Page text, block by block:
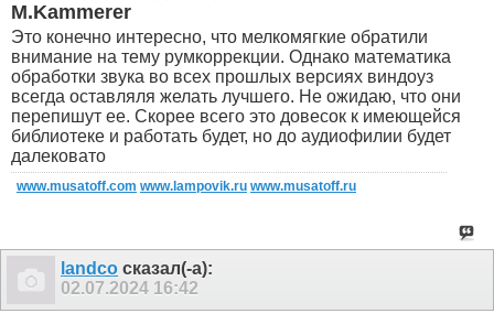
M.Kammerer
Это конечно интересно, что мелкомягкие обратили
внимание на тему румкоррекции. Однако математика
обработки звука во всех прошлых версиях виндоуз
всегда оставляля желать лучшего. Не ожидаю, что они
перепишут ее. Скорее всего это довесок к имеющейся
библиотеке и работать будет, но до аудиофилии будет
далековато
www.musatoff.com www.lampovik.ru www.musatoff.ru
landco сказал(-а):
02.07.2024 16:42